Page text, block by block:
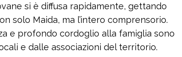
si è diffusa rapidamente, gettando
solo Maida, ma l’intero comprensorio.
e profondo cordoglio alla famiglia sono
e dalle associazioni del territorio.